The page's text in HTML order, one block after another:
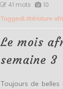
41 mots 10
TaggedLittérature
Le mois
semaine 3
Toujours de